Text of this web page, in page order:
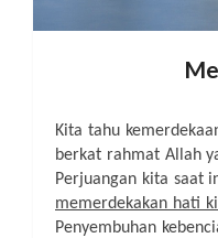
Kita tahu
berkat rahmat Allah
Perjuangan kita saat
memerdekakan hati
Penyembuhan